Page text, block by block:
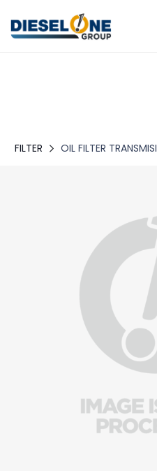
FILTER OIL FILTER TRANSMISI